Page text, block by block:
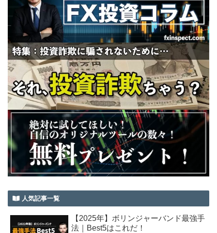
人気記事一覧
【2025年】ボリンジャーバンド最強手
法｜Best5はこれだ！